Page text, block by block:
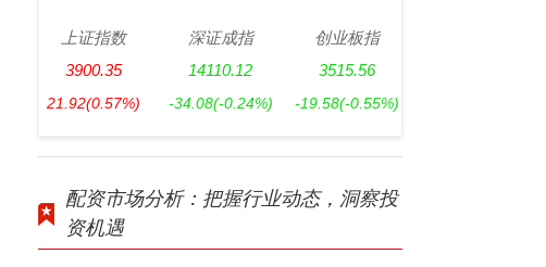
上证指数
3900.35
21.92(0.57%)
深证成指
14110.12
-34.08(-0.24%)
创业板指
3515.56
-19.58(-0.55%)
配资市场分析：把握行业动态，洞察投
资机遇